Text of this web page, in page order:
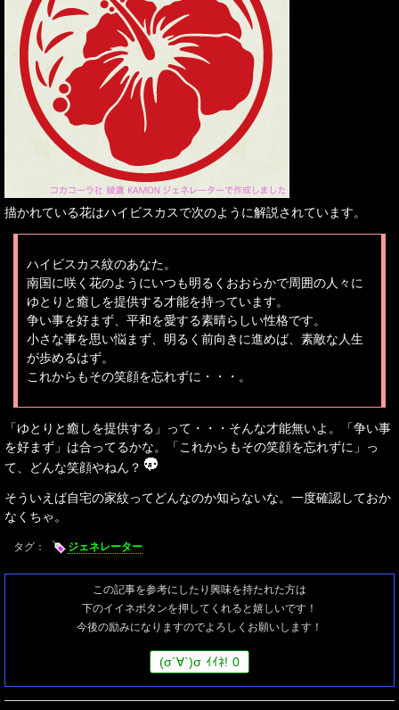
描かれている花はハイビスカスで次のように解説されています。
ハイビスカス紋のあなた。
南国に咲く花のようにいつも明るくおおらかで周囲の人々に
ゆとりと癒しを提供する才能を持っています。
争い事を好まず、平和を愛する素晴らしい性格です。
小さな事を思い悩まず、明るく前向きに進めば、素敵な人生
が歩めるはず。
これからもその笑顔を忘れずに・・・。
「ゆとりと癒しを提供する」って・・・そんな才能無いよ。「争い事
を好まず」は合ってるかな。「これからもその笑顔を忘れずに」っ
て、どんな笑顔やねん？
そういえば自宅の家紋ってどんなのか知らないな。一度確認しておか
なくちゃ。
タグ： ジェネレーター
この記事を参考にしたり興味を持たれた方は
下のイイネボタンを押してくれると嬉しいです！
今後の励みになりますのでよろしくお願いします！
(σ´∀`)σ ｲｲﾈ! 0